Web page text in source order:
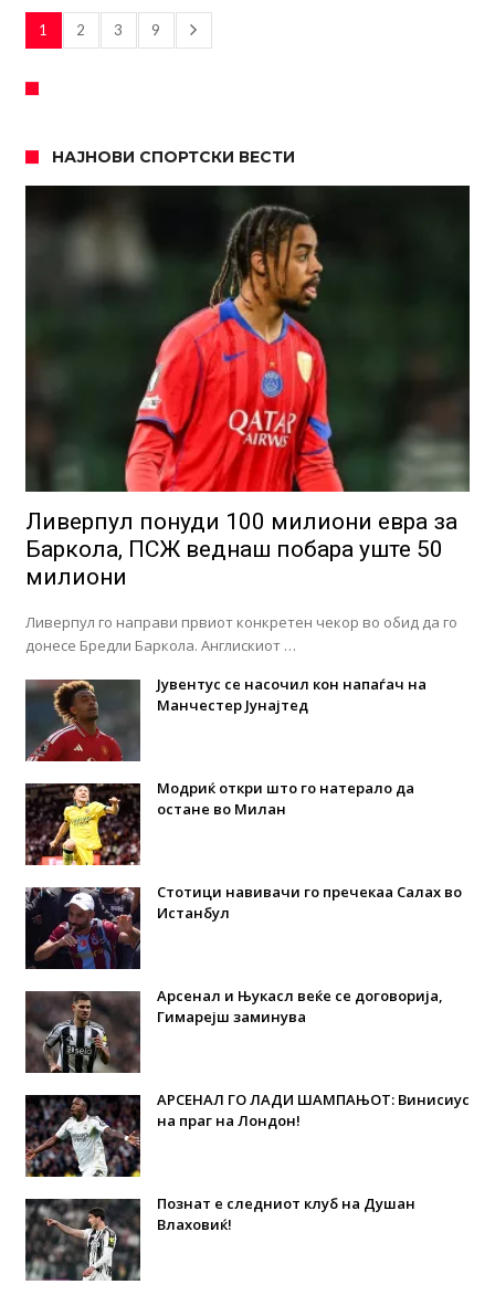
1 2 3 9
НАЈНОВИ СПОРТСКИ ВЕСТИ
Ливерпул понуди 100 милиони евра за
Баркола, ПСЖ веднаш побара уште 50
милиони
Ливерпул го направи првиот конкретен чекор во обид да го
донесе Бредли Баркола. Англискиот …
Јувентус се насочил кон напаѓач на
Манчестер Јунајтед
Модриќ откри што го натерало да
остане во Милан
Стотици навивачи го пречекаа Салах во
Истанбул
Арсенал и Њукасл веќе се договорија,
Гимарејш заминува
АРСЕНАЛ ГО ЛАДИ ШАМПАЊОТ: Винисиус
на праг на Лондон!
Познат е следниот клуб на Душан
Влаховиќ!